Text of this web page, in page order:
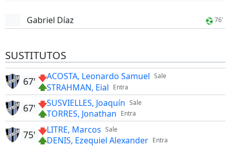
Gabriel Díaz 76'
SUSTITUTOS
Sale
ACOSTA, Leonardo Samuel
Entra
STRAHMAN, Eial
67'
Sale
SUSVIELLES, Joaquín
Entra
TORRES, Jonathan
67'
Sale
LITRE, Marcos
Entra
DENIS, Ezequiel Alexander
75'